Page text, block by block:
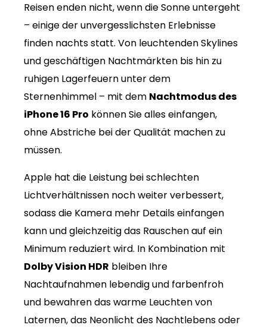
Reisen enden nicht, wenn die Sonne untergeht
– einige der unvergesslichsten Erlebnisse
finden nachts statt. Von leuchtenden Skylines
und geschäftigen Nachtmärkten bis hin zu
ruhigen Lagerfeuern unter dem
Sternenhimmel – mit dem Nachtmodus des
iPhone 16 Pro können Sie alles einfangen,
ohne Abstriche bei der Qualität machen zu
müssen.
Apple hat die Leistung bei schlechten
Lichtverhältnissen noch weiter verbessert,
sodass die Kamera mehr Details einfangen
kann und gleichzeitig das Rauschen auf ein
Minimum reduziert wird. In Kombination mit
Dolby Vision HDR bleiben Ihre
Nachtaufnahmen lebendig und farbenfroh
und bewahren das warme Leuchten von
Laternen, das Neonlicht des Nachtlebens oder